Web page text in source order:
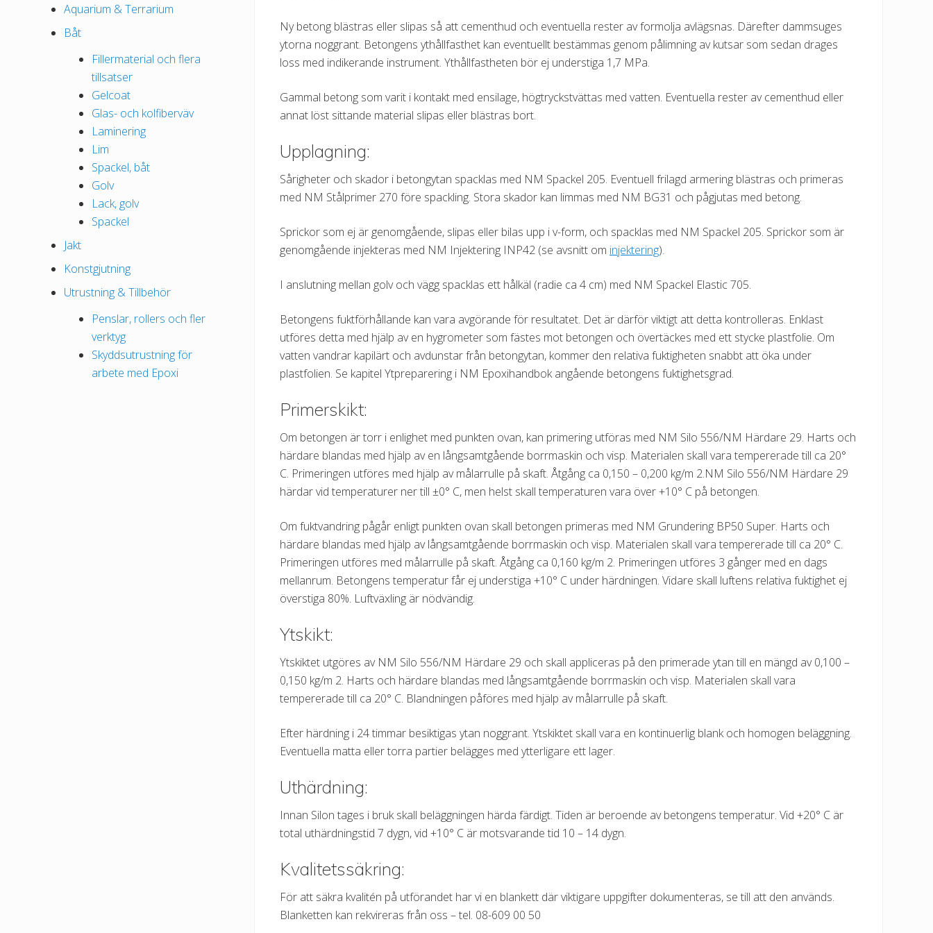
Ny betong blästras eller slipas så att cementhud och eventuella rester av formolja avlägsnas. Därefter dammsuges
ytorna noggrant. Betongens ythållfasthet kan eventuellt bestämmas genom pålimning av kutsar som sedan drages
loss med indikerande instrument. Ythållfastheten bör ej understiga 1,7 MPa.
Gammal betong som varit i kontakt med ensilage, högtryckstvättas med vatten. Eventuella rester av cementhud eller
annat löst sittande material slipas eller blästras bort.
Upplagning:
Sårigheter och skador i betongytan spacklas med NM Spackel 205. Eventuell frilagd armering blästras och primeras
med NM Stålprimer 270 före spackling. Stora skador kan limmas med NM BG31 och pågjutas med betong.
Sprickor som ej är genomgående, slipas eller bilas upp i v-form, och spacklas med NM Spackel 205. Sprickor som är
genomgående injekteras med NM Injektering INP42 (se avsnitt om injektering).
I anslutning mellan golv och vägg spacklas ett hålkäl (radie ca 4 cm) med NM Spackel Elastic 705.
Betongens fuktförhållande kan vara avgörande för resultatet. Det är därför viktigt att detta kontrolleras. Enklast
utföres detta med hjälp av en hygrometer som fästes mot betongen och övertäckes med ett stycke plastfolie. Om
vatten vandrar kapilärt och avdunstar från betongytan, kommer den relativa fuktigheten snabbt att öka under
plastfolien. Se kapitel Ytpreparering i NM Epoxihandbok angående betongens fuktighetsgrad.
Primerskikt:
Om betongen är torr i enlighet med punkten ovan, kan primering utföras med NM Silo 556/NM Härdare 29. Harts och
härdare blandas med hjälp av en långsamtgående borrmaskin och visp. Materialen skall vara tempererade till ca 20°
C. Primeringen utföres med hjälp av målarrulle på skaft. Åtgång ca 0,150 – 0,200 kg/m 2.NM Silo 556/NM Härdare 29
härdar vid temperaturer ner till ±0° C, men helst skall temperaturen vara över +10° C på betongen.
Om fuktvandring pågår enligt punkten ovan skall betongen primeras med NM Grundering BP50 Super. Harts och
härdare blandas med hjälp av långsamtgående borrmaskin och visp. Materialen skall vara tempererade till ca 20° C.
Primeringen utföres med målarrulle på skaft. Åtgång ca 0,160 kg/m 2. Primeringen utföres 3 gånger med en dags
mellanrum. Betongens temperatur får ej understiga +10° C under härdningen. Vidare skall luftens relativa fuktighet ej
överstiga 80%. Luftväxling är nödvändig.
Ytskikt:
Ytskiktet utgöres av NM Silo 556/NM Härdare 29 och skall appliceras på den primerade ytan till en mängd av 0,100 –
0,150 kg/m 2. Harts och härdare blandas med långsamtgående borrmaskin och visp. Materialen skall vara
tempererade till ca 20° C. Blandningen påföres med hjälp av målarrulle på skaft.
Efter härdning i 24 timmar besiktigas ytan noggrant. Ytskiktet skall vara en kontinuerlig blank och homogen beläggning.
Eventuella matta eller torra partier belägges med ytterligare ett lager.
Uthärdning:
Innan Silon tages i bruk skall beläggningen härda färdigt. Tiden är beroende av betongens temperatur. Vid +20° C är
total uthärdningstid 7 dygn, vid +10° C är motsvarande tid 10 – 14 dygn.
Kvalitetssäkring:
För att säkra kvalitén på utförandet har vi en blankett där viktigare uppgifter dokumenteras, se till att den används.
Blanketten kan rekvireras från oss – tel. 08-609 00 50
Aquarium & Terrarium
Båt
Fillermaterial och flera
tillsatser
Gelcoat
Glas- och kolfiberväv
Laminering
Lim
Spackel, båt
Golv
Lack, golv
Spackel
Jakt
Konstgjutning
Utrustning & Tillbehör
Penslar, rollers och fler
verktyg
Skyddsutrustning för
arbete med Epoxi